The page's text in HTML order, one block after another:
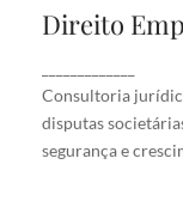
Direito
Consultoria
disputas
segurança e
contratos,
e direitos,